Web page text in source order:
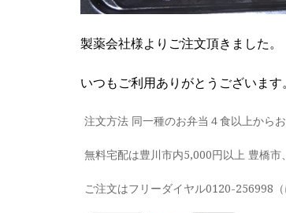
製薬会社様よりご注文頂きました。
いつもご利用ありがとうございます。
注文方法 同一種のお弁当４食以上から
無料宅配は豊川市内5,000円以上 豊橋市
ご注文はフリーダイヤル0120-256998（